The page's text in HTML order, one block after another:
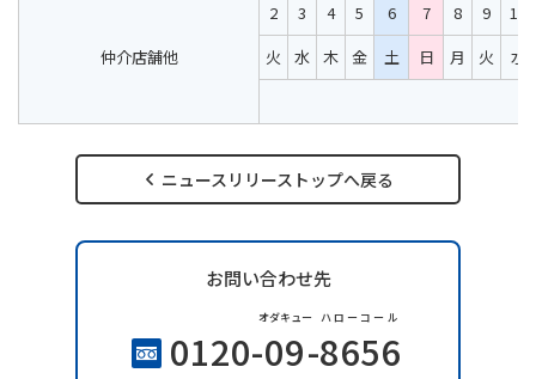
仲介店舗他
2 3 4 5 6 7 8 9
10
火
水 木 金 土 日 月 火 水
ニュースリリーストップへ戻る
お問い合わせ先
0120-09
オダキュー
-8656
ハローコール